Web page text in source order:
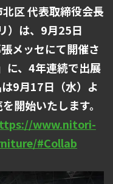
区 代表取締役会長
）は、9月25日
メッセにて開催さ
に、4年連続で出展
9月17日（水）よ
開始いたします。
www.nitori-
#Collab